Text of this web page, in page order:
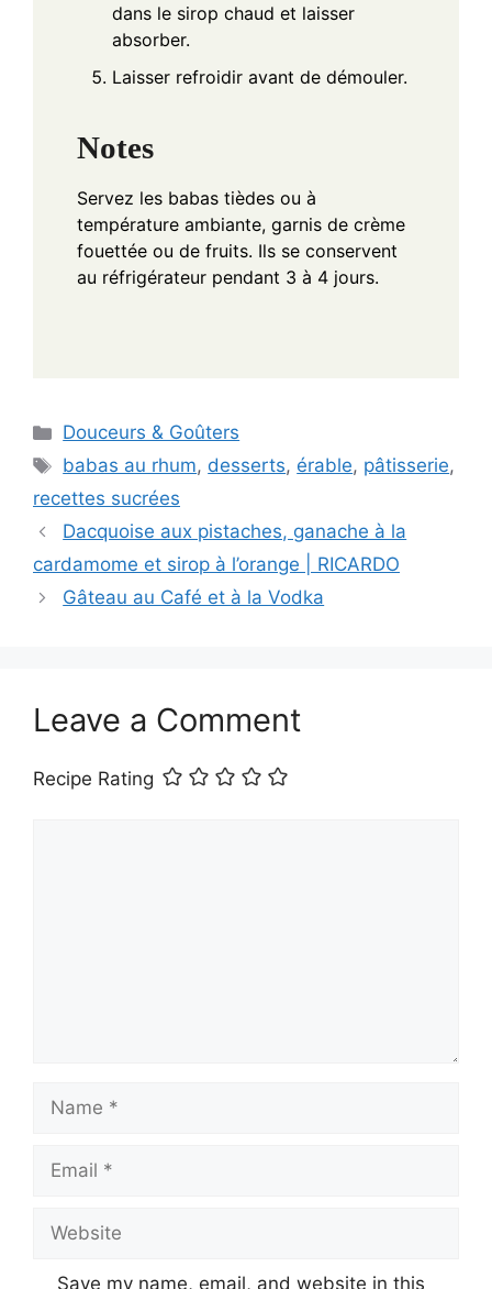
dans le sirop chaud et laisser
absorber.
Laisser refroidir avant de démouler.
Notes
Servez les babas tièdes ou à
température ambiante, garnis de crème
fouettée ou de fruits. Ils se conservent
au réfrigérateur pendant 3 à 4 jours.
Categories
Douceurs & Goûters
Tags
babas au rhum, desserts, érable, pâtisserie,
recettes sucrées
Dacquoise aux pistaches, ganache à la
cardamome et sirop à l’orange | RICARDO
Gâteau au Café et à la Vodka
Leave a Comment
Recipe Rating
Name
Email
Website
Save my name, email, and website in this